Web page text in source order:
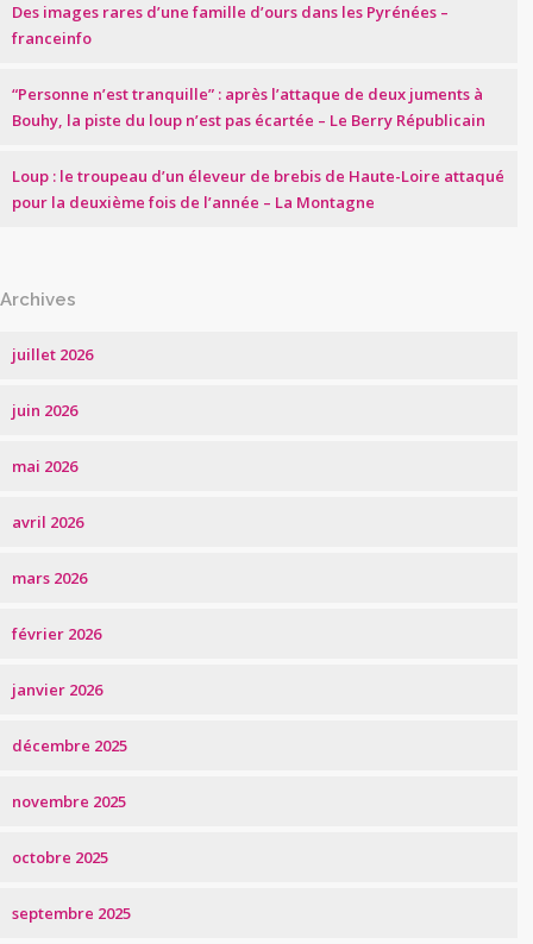
Des images rares d’une famille d’ours dans les Pyrénées –
franceinfo
“Personne n’est tranquille” : après l’attaque de deux juments à
Bouhy, la piste du loup n’est pas écartée – Le Berry Républicain
Loup : le troupeau d’un éleveur de brebis de Haute-Loire attaqué
pour la deuxième fois de l’année – La Montagne
Archives
juillet 2026
juin 2026
mai 2026
avril 2026
mars 2026
février 2026
janvier 2026
décembre 2025
novembre 2025
octobre 2025
septembre 2025